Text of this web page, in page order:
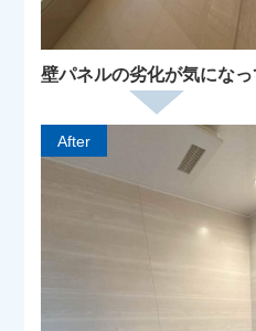
壁パネルの劣化が気にな
After